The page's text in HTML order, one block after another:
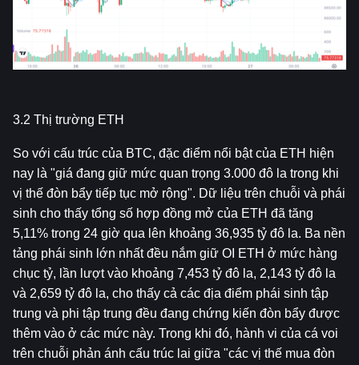
3.2 Thị trường ETH
So với cấu trúc của BTC, đặc điểm nổi bật của ETH hiện
nay là "giá đang giữ mức quan trọng 3.000 đô la trong khi
vị thế đòn bẩy tiếp tục mở rộng". Dữ liệu trên chuỗi và phái
sinh cho thấy tổng số hợp đồng mở của ETH đã tăng
5,11% trong 24 giờ qua lên khoảng 36,935 tỷ đô la. Ba nền
tảng phái sinh lớn nhất đều nắm giữ OI ETH ở mức hàng
chục tỷ, lần lượt vào khoảng 7,453 tỷ đô la, 2,143 tỷ đô la
và 2,659 tỷ đô la, cho thấy cả các địa điểm phái sinh tập
trung và phi tập trung đều đang chứng kiến ​​đòn bẩy được
thêm vào ở các mức này. Trong khi đó, hành vi của cá voi
trên chuỗi phản ánh cấu trúc lai giữa "các vị thế mua đòn